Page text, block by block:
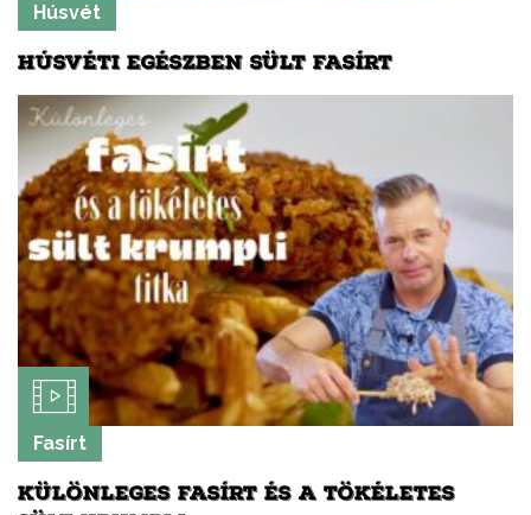
Húsvét
HÚSVÉTI EGÉSZBEN SÜLT FASÍRT
Fasírt
KÜLÖNLEGES FASÍRT ÉS A TÖKÉLETES